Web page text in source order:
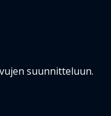
suunnitteluun.